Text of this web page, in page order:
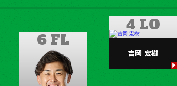
4 LO
吉岡 宏樹
6 FL